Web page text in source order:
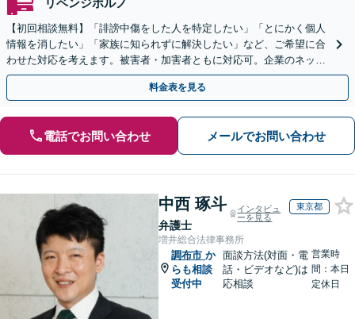
【初回相談無料】「誹謗中傷をした人を特定したい」「とにかく個人
情報を消したい」「家族に知られずに解決したい」など、ご希望に合
わせた対応を考えます。被害者・加害者ともに対応可。企業のネット
トラブルもお任せ【柴崎駅3分】【土日祝対応可】
料金表を見る
電話でお問い合わせ メールでお問い合わせ
中西 琢斗
弁護士
インタビュ
ーを見る
東京都
増井総合法律事務所
調布市 か
らも相談
受付中
面談方法(対面・電
話・ビデオなど)は
応相談
営業時
間：本日
定休日